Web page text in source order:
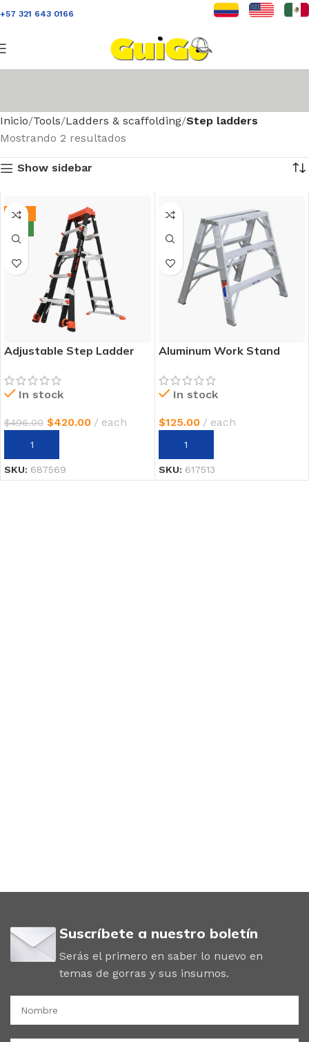
+57 321 643 0166
Inicio Tools Ladders & scaffolding Step ladders
Mostrando 2 resultados
Show sidebar
-15%
Adjustable Step Ladder
In stock
$496.00 $420.00 each
AÑADIR AL CARRITO
SKU: 687569
Aluminum Work Stand
In stock
$125.00 each
AÑADIR AL CARRITO
SKU: 617513
Suscríbete a nuestro boletín
Serás el primero en saber lo nuevo en
temas de gorras y sus insumos.